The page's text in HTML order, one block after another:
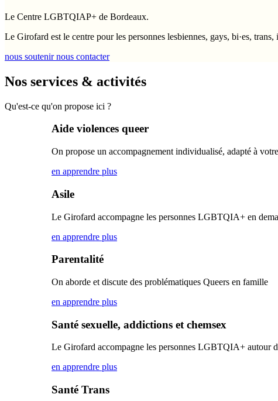
Le Centre LGBTQIAP+ de Bordeaux.
Le Girofard est le centre pour les personnes lesbiennes, gays, bi·es,
nous soutenirnous contacter
Nos services & activités
Qu'est-ce qu'on propose ici ?
Aide violences queer
On propose un accompagnement individualisé, adapté à
en apprendre plus
Asile
Le Girofard accompagne les personnes LGBTQIA+ en
en apprendre plus
Parentalité
On aborde et discute des problématiques Queers en famille
en apprendre plus
Santé sexuelle, addictions et chemsex
Le Girofard accompagne les personnes LGBTQIA+ autour
en apprendre plus
Santé Trans